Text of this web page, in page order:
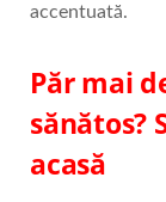
accentuată.
Păr mai
sănătos?
acasă